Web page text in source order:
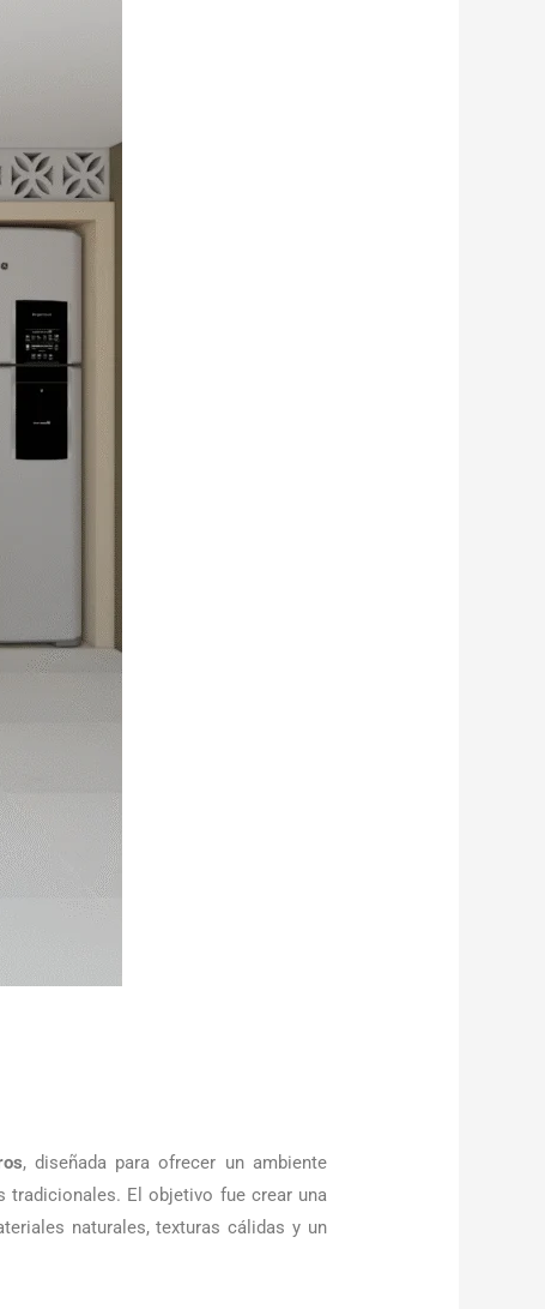
, diseñada para ofrecer un ambiente
tradicionales. El objetivo fue crear una
naturales, texturas cálidas y un